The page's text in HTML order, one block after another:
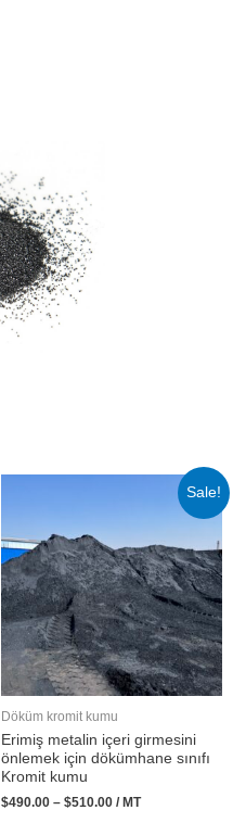
Sale!
Döküm kromit kumu
Erimiş metalin içeri girmesini
önlemek için dökümhane sınıfı
Kromit kumu
$490.00 – $510.00 / MT